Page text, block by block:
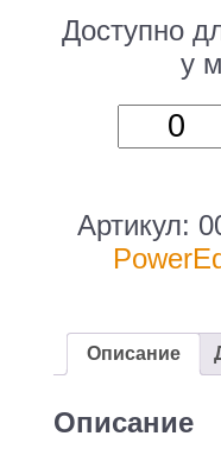
Доступно
у
товара
T320
E5-
v2
Артикул:
Описание
Описание